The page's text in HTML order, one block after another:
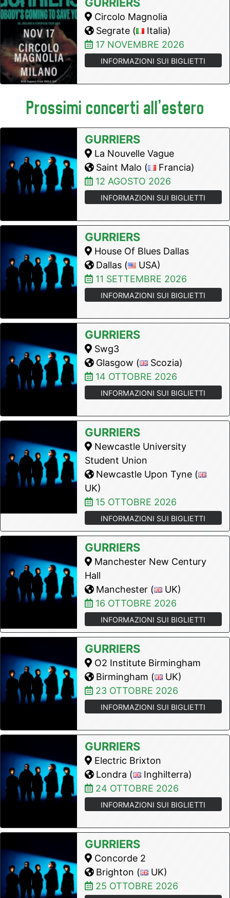
Circolo Magnolia
Segrate (
Italia)
17 NOVEMBRE 2026
INFORMAZIONI SUI BIGLIETTI
Prossimi concerti all'estero
GURRIERS
La Nouvelle Vague
Saint Malo (
Francia)
12 AGOSTO 2026
INFORMAZIONI SUI BIGLIETTI
GURRIERS
House Of Blues Dallas
Dallas (
USA)
11 SETTEMBRE 2026
INFORMAZIONI SUI BIGLIETTI
GURRIERS
Swg3
Glasgow (
Scozia)
14 OTTOBRE 2026
INFORMAZIONI SUI BIGLIETTI
GURRIERS
Newcastle University
Student Union
Newcastle Upon Tyne (
UK)
15 OTTOBRE 2026
INFORMAZIONI SUI BIGLIETTI
GURRIERS
Manchester New Century
Hall
Manchester (
UK)
16 OTTOBRE 2026
INFORMAZIONI SUI BIGLIETTI
GURRIERS
O2 Institute Birmingham
Birmingham (
UK)
23 OTTOBRE 2026
INFORMAZIONI SUI BIGLIETTI
GURRIERS
Electric Brixton
Londra (
Inghilterra)
24 OTTOBRE 2026
INFORMAZIONI SUI BIGLIETTI
GURRIERS
Concorde 2
Brighton (
UK)
25 OTTOBRE 2026